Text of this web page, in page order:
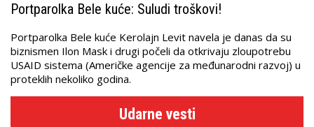
Portparolka Bele kuće: Suludi troškovi!
Portparolka Bele kuće Kerolajn Levit navela je danas da su
biznismen Ilon Mask i drugi počeli da otkrivaju zloupotrebu
USAID sistema (Američke agencije za međunarodni razvoj) u
proteklih nekoliko godina.
Udarne vesti